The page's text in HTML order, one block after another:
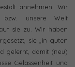
annehmen. Wir
bzw. unsere Welt
sie zu. Wir haben
sie „in guten
gelernt, damit (neu)
Gelassenheit und